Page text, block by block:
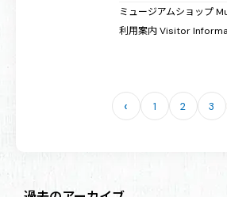
ミュージアムショップ
利用案内Visitor
ペ ‹ 1 2 3